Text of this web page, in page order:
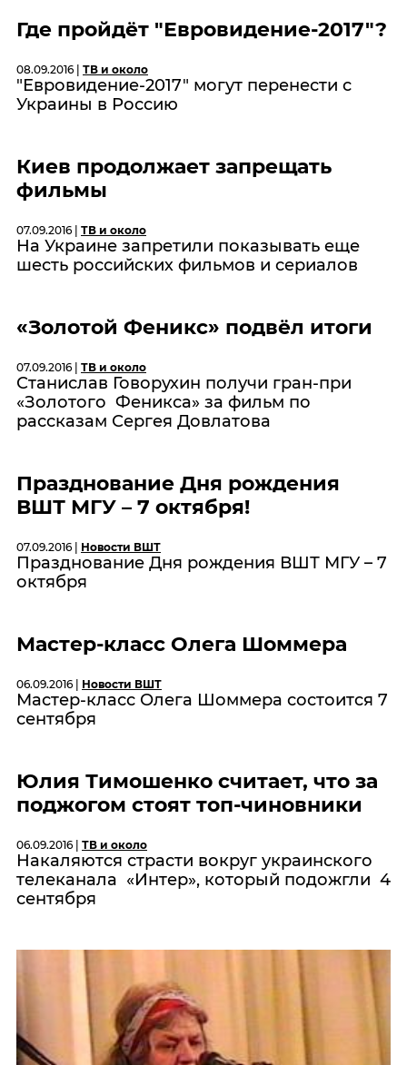
Где пройдёт "Евровидение-2017"?
08.09.2016 | ТВ и около
"Евровидение-2017" могут перенести с
Украины в Россию
Киев продолжает запрещать
фильмы
07.09.2016 | ТВ и около
На Украине запретили показывать еще
шесть российских фильмов и сериалов
«Золотой Феникс» подвёл итоги
07.09.2016 | ТВ и около
Станислав Говорухин получи гран-при
«Золотого Феникса» за фильм по
рассказам Сергея Довлатова
Празднование Дня рождения
ВШТ МГУ – 7 октября!
07.09.2016 | Новости ВШТ
Празднование Дня рождения ВШТ МГУ – 7
октября
Мастер-класс Олега Шоммера
06.09.2016 | Новости ВШТ
Мастер-класс Олега Шоммера состоится 7
сентября
Юлия Тимошенко считает, что за
поджогом стоят топ-чиновники
06.09.2016 | ТВ и около
Накаляются страсти вокруг украинского
телеканала «Интер», который подожгли 4
сентября